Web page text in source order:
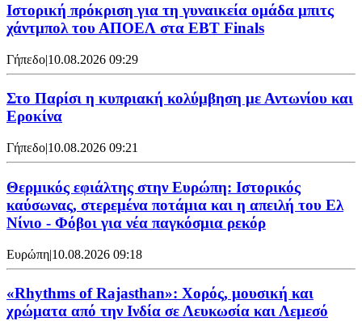
Ιστορική πρόκριση για τη γυναικεία ομάδα μπιτς
χάντμπολ του ΑΠΟΕΛ στα EBT Finals
Γήπεδο|10.08.2026 09:29
Στο Παρίσι η κυπριακή κολύμβηση με Αντωνίου και
Εροκίνα
Γήπεδο|10.08.2026 09:21
Θερμικός εφιάλτης στην Ευρώπη: Ιστορικός
καύσωνας, στερεμένα ποτάμια και η απειλή του Ελ
Νίνιο - Φόβοι για νέα παγκόσμια ρεκόρ
Ευρώπη|10.08.2026 09:18
«Rhythms of Rajasthan»: Χορός, μουσική και
χρώματα από την Ινδία σε Λευκωσία και Λεμεσό